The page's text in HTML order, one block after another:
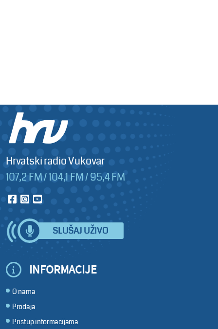
Hrvatski radio Vukovar
107,2 FM / 104,1 FM / 95,4 FM
SLUŠAJ UŽIVO
INFORMACIJE
O nama
Prodaja
Pristup informacijama